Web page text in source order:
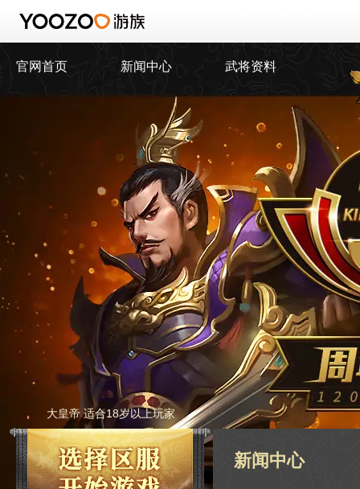
官网首页 新闻中心 武将资料
大皇帝 适合18岁以上玩家
新闻中心